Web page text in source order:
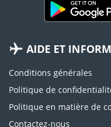
AIDE ET
Conditions générales
Politique de
Contactez-nous